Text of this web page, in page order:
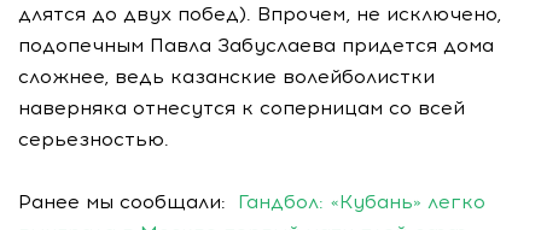
длятся до двух побед). Впрочем, не исключено,
подопечным Павла Забуслаева придется дома
сложнее, ведь казанские волейболистки
наверняка отнесутся к соперницам со всей
серьезностью.
Ранее мы сообщали: Гандбол: «Кубань» легко